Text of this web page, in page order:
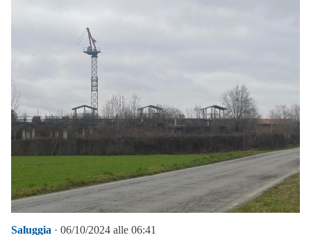
Saluggia · 06/10/2024 alle 06:41